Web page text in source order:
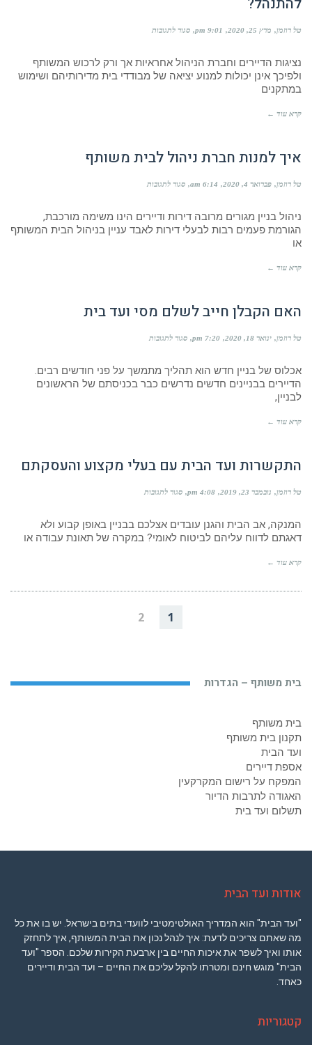
טל רוזמן מרץ 25, 2020 9:01 pm סגור לתגובות
כיצד
על
נציגות הדיירים וחברת הניהול אחראיות אך ורק לרכוש המשותף
ולפיכך אינן יכולות למנוע יציאה של מבודדי בית מדירותיהם ושימוש
במתקנים
קרא עוד ←
איך למנות חברת ניהול לבית משותף
טל רוזמן פברואר 4, 2020 6:14 am סגור לתגובות
חברת
ניהול
ניהול בניין מגורים מרובה דירות ודיירים הינו משימה מורכבת,
הגורמת פעמים רבות לבעלי דירות לאבד עניין בניהול הבית המשותף
או
קרא עוד ←
האם הקבלן חייב לשלם מסי ועד בית
טל רוזמן ינואר 18, 2020 7:20 pm סגור לתגובות
חייב
לשלם
אכלוס של בניין חדש הוא תהליך מתמשך על פני חודשים רבים.
הדיירים בבניינים חדשים נדרשים כבר בכניסתם של הראשונים
לבניין,
קרא עוד ←
התקשרות ועד הבית עם בעלי מקצוע והעסקתם
טל רוזמן נובמבר 23, 2019 4:08 pm סגור לתגובות
הבית
עם
המנקה, אב הבית והגנן עובדים אצלכם בבניין באופן קבוע ולא
דאגתם לדווח עליהם לביטוח לאומי? במקרה של תאונת עבודה או
קרא עוד ←
1
2
בית משותף – הגדרות
בית משותף
תקנון בית משותף
ועד הבית
אספת דיירים
המפקח על רישום המקרקעין
האגודה לתרבות הדיור
תשלום ועד בית
אודות ועד הבית
"ועד הבית" הוא המדריך האולטימטיבי לוועדי בתים בישראל. יש בו את כל
מה שאתם צריכים לדעת: איך לנהל נכון את הבית המשותף, איך לתחזק
אותו ואיך לשפר את איכות החיים בין ארבעת הקירות שלכם. הספר "ועד
הבית" מוגש חינם ומטרתו להקל עליכם את החיים – ועד הבית ודיירים
כאחד.
קטגוריות